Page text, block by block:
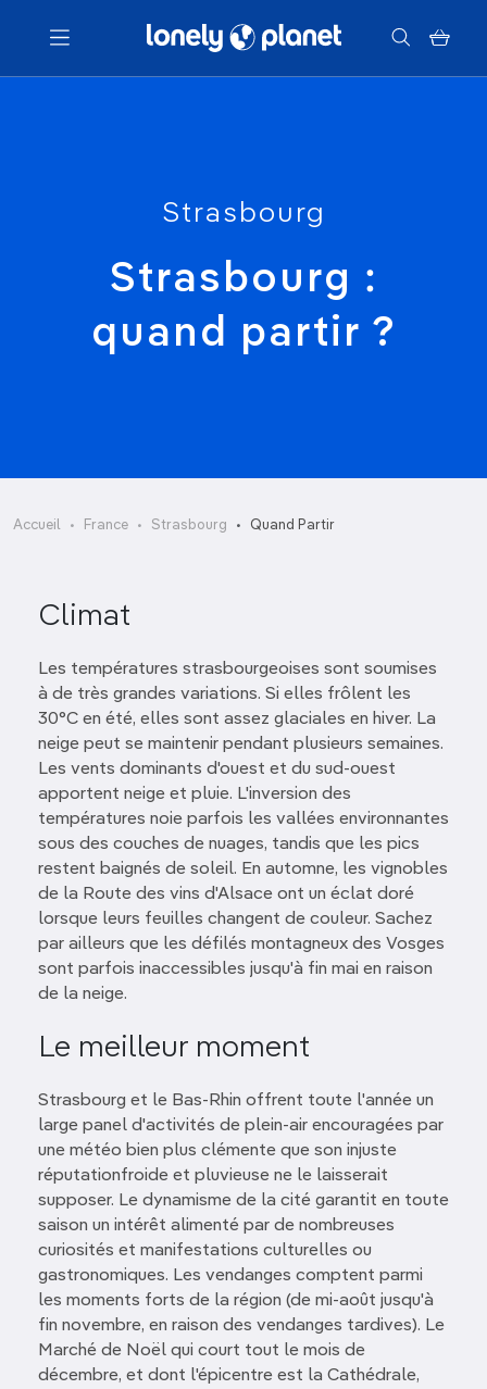
Menu
Strasbourg
Strasbourg :
quand partir ?
Accueil France Strasbourg Quand Partir
Climat
Les températures strasbourgeoises sont soumises
à de très grandes variations. Si elles frôlent les
30°C en été, elles sont assez glaciales en hiver. La
neige peut se maintenir pendant plusieurs semaines.
Les vents dominants d'ouest et du sud-ouest
apportent neige et pluie. L'inversion des
températures noie parfois les vallées environnantes
sous des couches de nuages, tandis que les pics
restent baignés de soleil. En automne, les vignobles
de la Route des vins d'Alsace ont un éclat doré
lorsque leurs feuilles changent de couleur. Sachez
par ailleurs que les défilés montagneux des Vosges
sont parfois inaccessibles jusqu'à fin mai en raison
de la neige.
Le meilleur moment
Strasbourg et le Bas-Rhin offrent toute l'année un
large panel d'activités de plein-air encouragées par
une météo bien plus clémente que son injuste
réputationfroide et pluvieuse ne le laisserait
supposer. Le dynamisme de la cité garantit en toute
saison un intérêt alimenté par de nombreuses
curiosités et manifestations culturelles ou
gastronomiques. Les vendanges comptent parmi
les moments forts de la région (de mi-août jusqu'à
fin novembre, en raison des vendanges tardives). Le
Marché de Noël qui court tout le mois de
décembre, et dont l'épicentre est la Cathédrale,